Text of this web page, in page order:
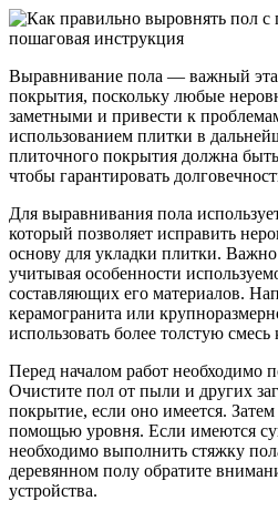
Выравнивание пола — важный
покрытия, поскольку любые
заметными и привести к
использованием плитки в
плиточного покрытия должна
чтобы гарантировать
Для выравнивания пола
который позволяет исправить
основу для укладки плитки.
учитывая особенности
составляющих его материалов.
керамогранита или
использовать более толстую смесь
Перед началом работ необходимо
Очистите пол от пыли и других
покрытие, если оно имеется.
помощью уровня. Если имеются
необходимо выполнить стяжку
деревянном полу обратите
устройства.